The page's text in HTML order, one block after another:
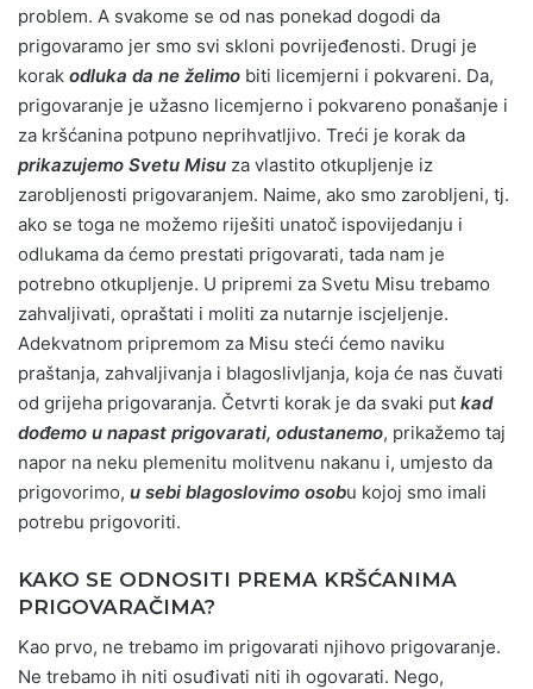
problem. A svakome se od nas ponekad dogodi da
prigovaramo jer smo svi skloni povrijeđenosti. Drugi je
korak odluka da ne želimo biti licemjerni i pokvareni. Da,
prigovaranje je užasno licemjerno i pokvareno ponašanje i
za kršćanina potpuno neprihvatljivo. Treći je korak da
prikazujemo Svetu Misu za vlastito otkupljenje iz
zarobljenosti prigovaranjem. Naime, ako smo zarobljeni, tj.
ako se toga ne možemo riješiti unatoč ispovijedanju i
odlukama da ćemo prestati prigovarati, tada nam je
potrebno otkupljenje. U pripremi za Svetu Misu trebamo
zahvaljivati, opraštati i moliti za nutarnje iscjeljenje.
Adekvatnom pripremom za Misu steći ćemo naviku
praštanja, zahvaljivanja i blagoslivljanja, koja će nas čuvati
od grijeha prigovaranja. Četvrti korak je da svaki put kad
dođemo u napast prigovarati, odustanemo, prikažemo taj
napor na neku plemenitu molitvenu nakanu i, umjesto da
prigovorimo, u sebi blagoslovimo osobu kojoj smo imali
potrebu prigovoriti.
KAKO SE ODNOSITI PREMA KRŠĆANIMA
PRIGOVARAČIMA?
Kao prvo, ne trebamo im prigovarati njihovo prigovaranje.
Ne trebamo ih niti osuđivati niti ih ogovarati. Nego,